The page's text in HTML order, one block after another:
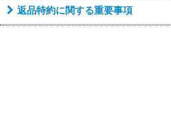
返品特約に関する重要事項